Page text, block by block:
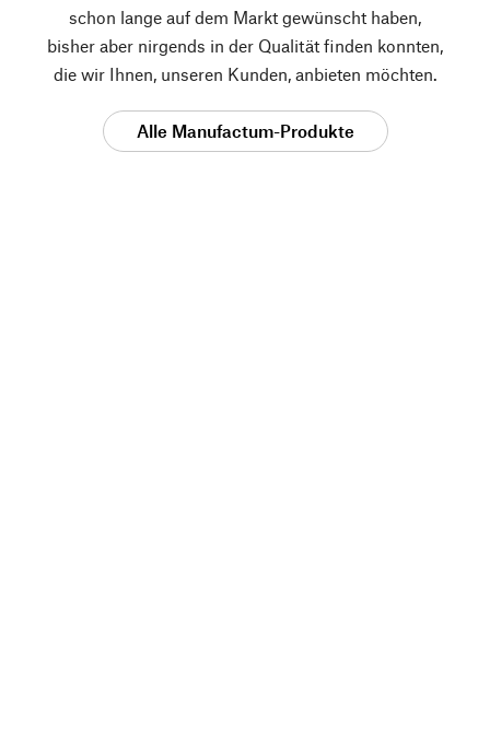
schon lange auf dem Markt gewünscht haben,
bisher aber nirgends in der Qualität finden konnten,
die wir Ihnen, unseren Kunden, anbieten möchten.
Alle Manufactum-Produkte